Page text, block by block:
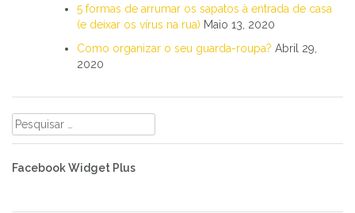
5 formas de arrumar os sapatos à entrada de casa
(e deixar os vírus na rua) Maio 13, 2020
Como organizar o seu guarda-roupa? Abril 29,
2020
Pesquisar
por:
Facebook Widget Plus